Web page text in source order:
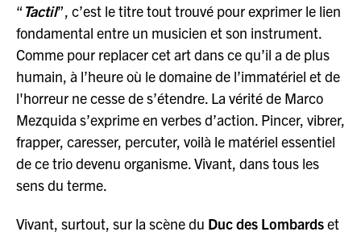
“ Tactil”, c’est le titre tout trouvé pour exprimer le lien
fondamental entre un musicien et son instrument.
Comme pour replacer cet art dans ce qu’il a de plus
humain, à l’heure où le domaine de l’immatériel et de
l'horreur ne cesse de s’étendre. La vérité de Marco
Mezquida s’exprime en verbes d’action. Pincer, vibrer,
frapper, caresser, percuter, voilà le matériel essentiel
de ce trio devenu organisme. Vivant, dans tous les
sens du terme.
Vivant, surtout, sur la scène du Duc des Lombardset